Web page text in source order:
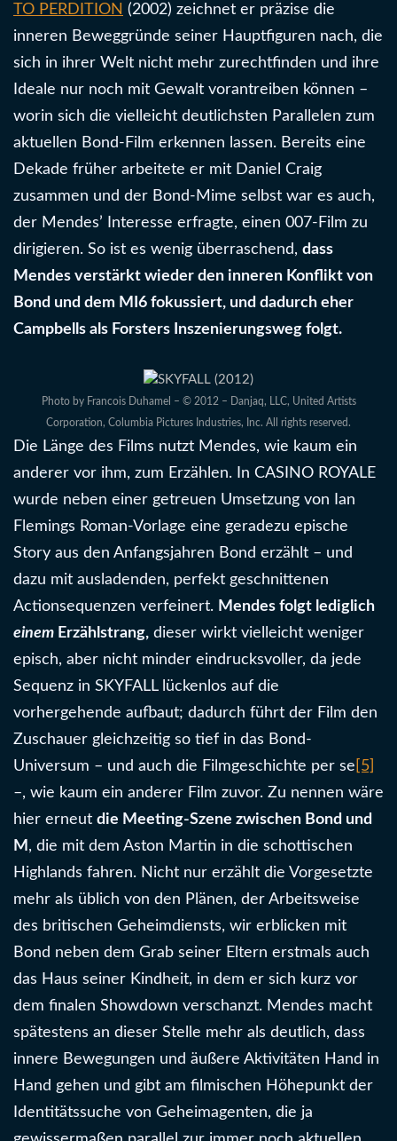
TO PERDITION (2002) zeichnet er präzise die
inneren Beweggründe seiner Hauptfiguren nach, die
sich in ihrer Welt nicht mehr zurechtfinden und ihre
Ideale nur noch mit Gewalt vorantreiben können –
worin sich die vielleicht deutlichsten Parallelen zum
aktuellen Bond-Film erkennen lassen. Bereits eine
Dekade früher arbeitete er mit Daniel Craig
zusammen und der Bond-Mime selbst war es auch,
der Mendes’ Interesse erfragte, einen 007-Film zu
dirigieren. So ist es wenig überraschend, dass
Mendes verstärkt wieder den inneren Konflikt von
Bond und dem MI6 fokussiert, und dadurch eher
Campbells als Forsters Inszenierungsweg folgt.
Photo by Francois Duhamel – © 2012 – Danjaq, LLC, United Artists
Corporation, Columbia Pictures Industries, Inc. All rights reserved.
Die Länge des Films nutzt Mendes, wie kaum ein
anderer vor ihm, zum Erzählen. In CASINO ROYALE
wurde neben einer getreuen Umsetzung von Ian
Flemings Roman-Vorlage eine geradezu epische
Story aus den Anfangsjahren Bond erzählt – und
dazu mit ausladenden, perfekt geschnittenen
Actionsequenzen verfeinert. Mendes folgt lediglich
einem Erzählstrang, dieser wirkt vielleicht weniger
episch, aber nicht minder eindrucksvoller, da jede
Sequenz in SKYFALL lückenlos auf die
vorhergehende aufbaut; dadurch führt der Film den
Zuschauer gleichzeitig so tief in das Bond-
Universum – und auch die Filmgeschichte per se [5]
–, wie kaum ein anderer Film zuvor. Zu nennen wäre
hier erneut die Meeting-Szene zwischen Bond und
M , die mit dem Aston Martin in die schottischen
Highlands fahren. Nicht nur erzählt die Vorgesetzte
mehr als üblich von den Plänen, der Arbeitsweise
des britischen Geheimdiensts, wir erblicken mit
Bond neben dem Grab seiner Eltern erstmals auch
das Haus seiner Kindheit, in dem er sich kurz vor
dem finalen Showdown verschanzt. Mendes macht
spätestens an dieser Stelle mehr als deutlich, dass
innere Bewegungen und äußere Aktivitäten Hand in
Hand gehen und gibt am filmischen Höhepunkt der
Identitätssuche von Geheimagenten, die ja